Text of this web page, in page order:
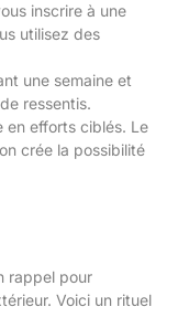
inscrire à une
utilisez des
une semaine et
ressentis.
en efforts ciblés. Le
crée la possibilité
rappel pour
Voici un rituel